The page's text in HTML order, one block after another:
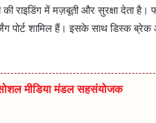
राइडिंग में मज़बूती और सुरक्षा देता है।
पोर्ट शामिल हैं। इसके साथ डिस्क ब्रेक
मीडिया मंडल सहसंयोजक